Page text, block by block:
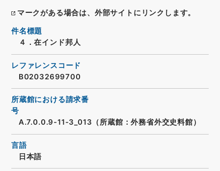
マークがある場合は、外部サイトにリンクします。
件名標題
４．在インド邦人
レファレンスコード
B02032699700
所蔵館における請求番
号
A.7.0.0.9-11-3_013（所蔵館：外務省外交史料館）
言語
日本語